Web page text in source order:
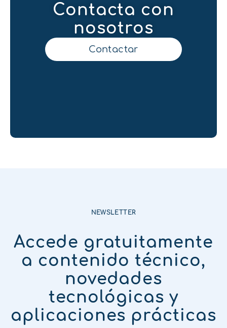
Contacta con
nosotros
Contactar
NEWSLETTER
Accede gratuitamente
a contenido técnico,
novedades
tecnológicas y
aplicaciones prácticas